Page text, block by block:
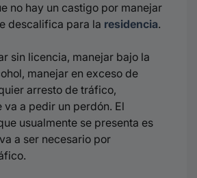
no hay un castigo por manejar
descalifica para la residencia.
sin licencia, manejar bajo la
manejar en exceso de
arresto de tráfico,
va a pedir un perdón. El
usualmente se presenta es
a ser necesario por